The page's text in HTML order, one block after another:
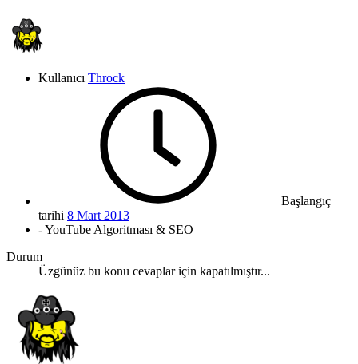
Kullanıcı Throck
Başlangıç
tarihi 8 Mart 2013
- YouTube Algoritması & SEO
Durum
Üzgünüz bu konu cevaplar için kapatılmıştır...